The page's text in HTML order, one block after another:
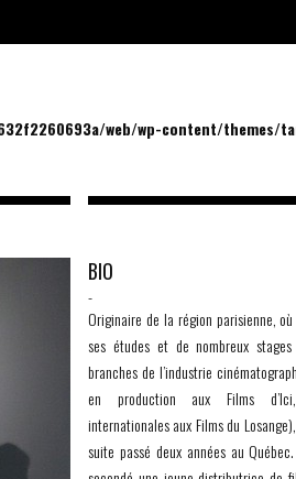
web/wp-content/themes/
BIO
-
Originaire de la région parisienne,
ses études et de nombreux
branches de l’industrie
en production aux Films
internationales aux Films du
suite passé deux années au